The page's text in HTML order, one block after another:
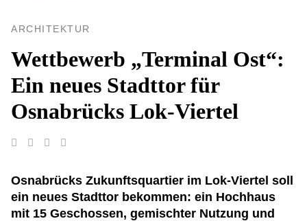
ARCHITEKTUR
Wettbewerb „Terminal Ost“:
Ein neues Stadttor für
Osnabrücks Lok-Viertel
Osnabrücks Zukunftsquartier im Lok-Viertel soll
ein neues Stadttor bekommen: ein Hochhaus
mit 15 Geschossen, gemischter Nutzung und